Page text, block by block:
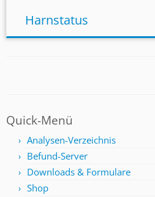
Harnstatus
Quick-Menü
Analysen-Verzeichnis
Befund-Server
Downloads & Formulare
Shop